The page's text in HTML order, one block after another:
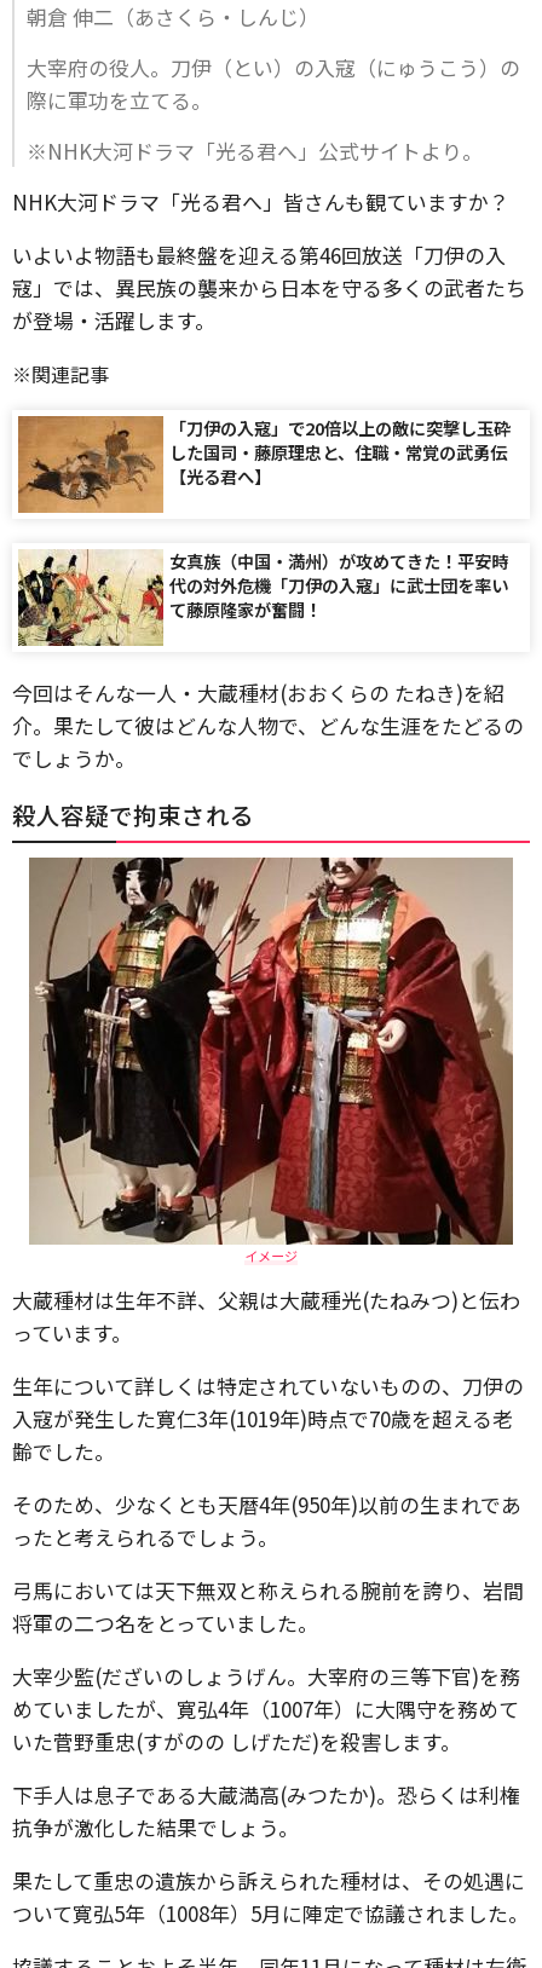
朝倉 伸二（あさくら・しんじ）
大宰府の役人。刀伊（とい）の入寇（にゅうこう）の
際に軍功を立てる。
※NHK大河ドラマ「光る君へ」公式サイトより。
NHK大河ドラマ「光る君へ」皆さんも観ていますか？
いよいよ物語も最終盤を迎える第46回放送「刀伊の入
寇」では、異民族の襲来から日本を守る多くの武者たち
が登場・活躍します。
※関連記事
「刀伊の入寇」で20倍以上の敵に突撃し玉砕
した国司・藤原理忠と、住職・常覚の武勇伝
【光る君へ】
女真族（中国・満州）が攻めてきた！平安時
代の対外危機「刀伊の入寇」に武士団を率い
て藤原隆家が奮闘！
今回はそんな一人・大蔵種材(おおくらの たねき)を紹
介。果たして彼はどんな人物で、どんな生涯をたどるの
でしょうか。
殺人容疑で拘束される
イメージ
大蔵種材は生年不詳、父親は大蔵種光(たねみつ)と伝わ
っています。
生年について詳しくは特定されていないものの、刀伊の
入寇が発生した寛仁3年(1019年)時点で70歳を超える老
齢でした。
そのため、少なくとも天暦4年(950年)以前の生まれであ
ったと考えられるでしょう。
弓馬においては天下無双と称えられる腕前を誇り、岩間
将軍の二つ名をとっていました。
大宰少監(だざいのしょうげん。大宰府の三等下官)を務
めていましたが、寛弘4年（1007年）に大隅守を務めて
いた菅野重忠(すがのの しげただ)を殺害します。
下手人は息子である大蔵満高(みつたか)。恐らくは利権
抗争が激化した結果でしょう。
果たして重忠の遺族から訴えられた種材は、その処遇に
ついて寛弘5年（1008年）5月に陣定で協議されました。